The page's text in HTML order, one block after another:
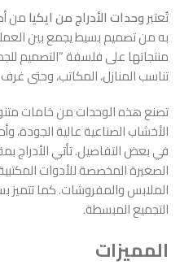
تُعتبروحدات الأدراج من ايكيامن
به من تصميم بسيط يجمع بين
منتجاتها على فلسفة “التصميم
تناسب المنازل، المكاتب، وحتى
تصنع هذه الوحدات من خامات
الأخشاب الصناعية عالية الجودة،
في بعض التفاصيل. تأتي الأدراج
الصغيرة المخصصة للأدوات
الملابس والمفروشات. كما تتميز
التجميع المبسطة.
المميزات